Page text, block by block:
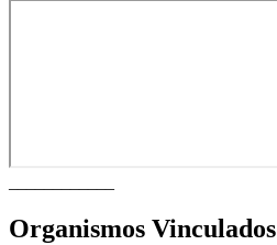
Organismos Vinculados